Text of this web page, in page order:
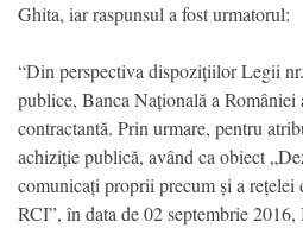
Ghita, iar raspunsul a fost urmatorul:
“Din perspectiva dispozițiilor Legii
publice, Banca Națională a României
contractantă. Prin urmare, pentru
achiziție publică, având ca obiect
comunicați proprii precum și a rețelei
RCI”, în data de 02 septembrie